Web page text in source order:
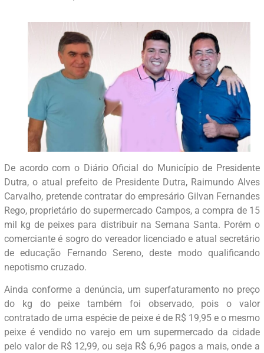
De acordo com o Diário Oficial do Município de Presidente
Dutra, o atual prefeito de Presidente Dutra, Raimundo Alves
Carvalho, pretende contratar do empresário Gilvan Fernandes
Rego, proprietário do supermercado Campos, a compra de 15
mil kg de peixes para distribuir na Semana Santa. Porém o
comerciante é sogro do vereador licenciado e atual secretário
de educação Fernando Sereno, deste modo qualificando
nepotismo cruzado.
Ainda conforme a denúncia, um superfaturamento no preço
do kg do peixe também foi observado, pois o valor
contratado de uma espécie de peixe é de R$ 19,95 e o mesmo
peixe é vendido no varejo em um supermercado da cidade
pelo valor de R$ 12,99, ou seja R$ 6,96 pagos a mais, onde a